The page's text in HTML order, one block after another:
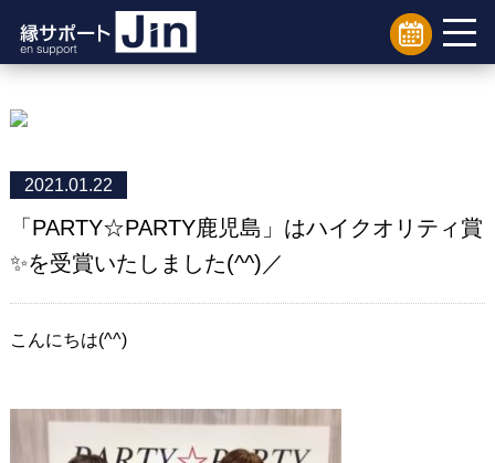
2021.01.22
「PARTY☆PARTY鹿児島」はハイクオリティ賞
✨を受賞いたしました(^^)／
こんにちは(^^)